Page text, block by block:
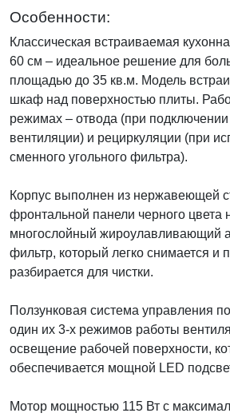
Особенности:
Классическая встраиваемая
60 см – идеальное решение для
площадью до 35 кв.м. Модель
шкаф над поверхностью плиты.
режимах – отвода (при подключении
вентиляции) и рециркуляции (при
сменного угольного фильтра).
Корпус выполнен из нержавеющей
фронтальной панели черного цвета
многослойный жироулавливающий
фильтр, который легко снимается и
разбирается для чистки.
Ползунковая система управления
один их 3-х режимов работы
освещение рабочей поверхности,
обеспечивается мощной LED
Мотор мощностью 115 Вт с